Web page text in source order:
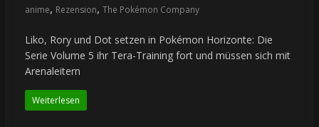
anime, Rezension, The Pokémon Company
Liko, Rory und Dot setzen in Pokémon Horizonte: Die
Serie Volume 5 ihr Tera-Training fort und müssen sich mit
Arenaleitern
Weiterlesen